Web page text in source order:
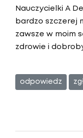
Nauczycielki A
bardzo szczerej
zawsze w moim
zdrowie i
odpowiedz